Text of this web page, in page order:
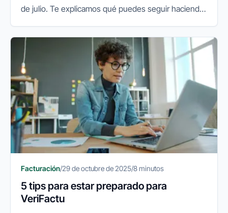
de julio. Te explicamos qué puedes seguir haciendo
Facturación/29 de octubre de 2025/8 minutos
5 tips para estar preparado para
VeriFactu